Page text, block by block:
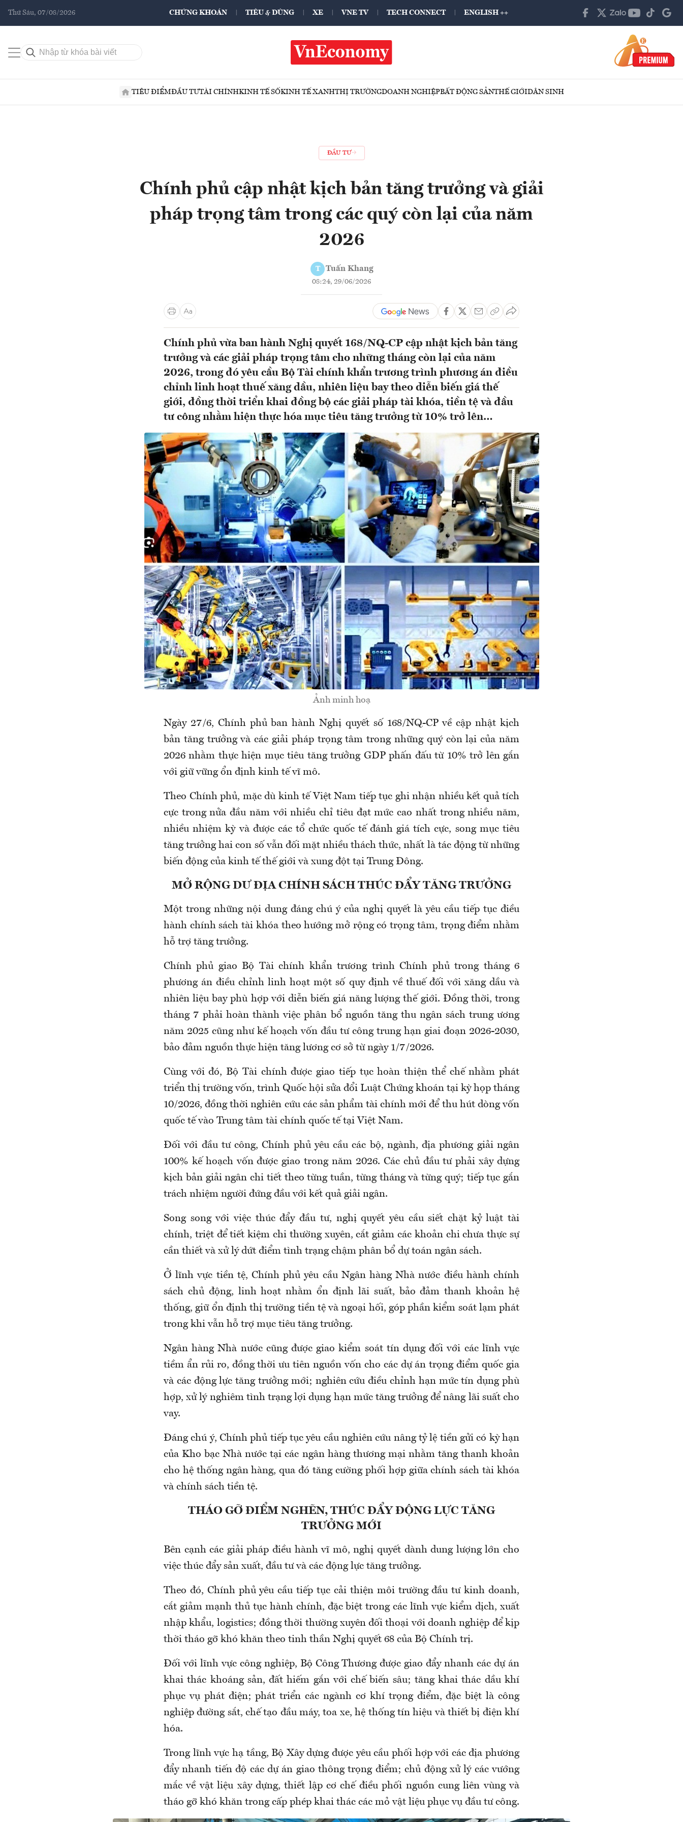
Thứ Sáu, 07/08/2026 CHỨNG KHOÁN TIÊU & DÙNG XE VNE TV TECH CONNECT ENGLISH ++
TIÊU ĐIỂMĐẦU TƯTÀI CHÍNHKINH TẾ SỐKINH TẾ XANHTHỊ TRƯỜNGDOANH NGHIỆPBẤT ĐỘNG SẢNTHẾ GIỚIDÂN SINH
ĐẦU TƯ
Chính phủ cập nhật kịch bản tăng trưởng và giải
pháp trọng tâm trong các quý còn lại của năm
2026
T Tuấn Khang
08:24, 29/06/2026
Chính phủ vừa ban hành Nghị quyết 168/NQ-CP cập nhật kịch bản tăng
trưởng và các giải pháp trọng tâm cho những tháng còn lại của năm
2026, trong đó yêu cầu Bộ Tài chính khẩn trương trình phương án điều
chỉnh linh hoạt thuế xăng dầu, nhiên liệu bay theo diễn biến giá thế
giới, đồng thời triển khai đồng bộ các giải pháp tài khóa, tiền tệ và đầu
tư công nhằm hiện thực hóa mục tiêu tăng trưởng từ 10% trở lên…
Ảnh minh hoạ
Ngày 27/6, Chính phủ ban hành Nghị quyết số 168/NQ-CP về cập nhật kịch
bản tăng trưởng và các giải pháp trọng tâm trong những quý còn lại của năm
2026 nhằm thực hiện mục tiêu tăng trưởng GDP phấn đấu từ 10% trở lên gắn
với giữ vững ổn định kinh tế vĩ mô.
Theo Chính phủ, mặc dù kinh tế Việt Nam tiếp tục ghi nhận nhiều kết quả tích
cực trong nửa đầu năm với nhiều chỉ tiêu đạt mức cao nhất trong nhiều năm,
nhiều nhiệm kỳ và được các tổ chức quốc tế đánh giá tích cực, song mục tiêu
tăng trưởng hai con số vẫn đối mặt nhiều thách thức, nhất là tác động từ những
biến động của kinh tế thế giới và xung đột tại Trung Đông.
MỞ RỘNG DƯ ĐỊA CHÍNH SÁCH THÚC ĐẨY TĂNG TRƯỞNG
Một trong những nội dung đáng chú ý của nghị quyết là yêu cầu tiếp tục điều
hành chính sách tài khóa theo hướng mở rộng có trọng tâm, trọng điểm nhằm
hỗ trợ tăng trưởng.
Chính phủ giao Bộ Tài chính khẩn trương trình Chính phủ trong tháng 6
phương án điều chỉnh linh hoạt một số quy định về thuế đối với xăng dầu và
nhiên liệu bay phù hợp với diễn biến giá năng lượng thế giới. Đồng thời, trong
tháng 7 phải hoàn thành việc phân bổ nguồn tăng thu ngân sách trung ương
năm 2025 cũng như kế hoạch vốn đầu tư công trung hạn giai đoạn 2026-2030,
bảo đảm nguồn thực hiện tăng lương cơ sở từ ngày 1/7/2026.
Cùng với đó, Bộ Tài chính được giao tiếp tục hoàn thiện thể chế nhằm phát
triển thị trường vốn, trình Quốc hội sửa đổi Luật Chứng khoán tại kỳ họp tháng
10/2026, đồng thời nghiên cứu các sản phẩm tài chính mới để thu hút dòng vốn
quốc tế vào Trung tâm tài chính quốc tế tại Việt Nam.
Đối với đầu tư công, Chính phủ yêu cầu các bộ, ngành, địa phương giải ngân
100% kế hoạch vốn được giao trong năm 2026. Các chủ đầu tư phải xây dựng
kịch bản giải ngân chi tiết theo từng tuần, từng tháng và từng quý; tiếp tục gắn
trách nhiệm người đứng đầu với kết quả giải ngân.
Song song với việc thúc đẩy đầu tư, nghị quyết yêu cầu siết chặt kỷ luật tài
chính, triệt để tiết kiệm chi thường xuyên, cắt giảm các khoản chi chưa thực sự
cần thiết và xử lý dứt điểm tình trạng chậm phân bổ dự toán ngân sách.
Ở lĩnh vực tiền tệ, Chính phủ yêu cầu Ngân hàng Nhà nước điều hành chính
sách chủ động, linh hoạt nhằm ổn định lãi suất, bảo đảm thanh khoản hệ
thống, giữ ổn định thị trường tiền tệ và ngoại hối, góp phần kiểm soát lạm phát
trong khi vẫn hỗ trợ mục tiêu tăng trưởng.
Ngân hàng Nhà nước cũng được giao kiểm soát tín dụng đối với các lĩnh vực
tiềm ẩn rủi ro, đồng thời ưu tiên nguồn vốn cho các dự án trọng điểm quốc gia
và các động lực tăng trưởng mới; nghiên cứu điều chỉnh hạn mức tín dụng phù
hợp, xử lý nghiêm tình trạng lợi dụng hạn mức tăng trưởng để nâng lãi suất cho
vay.
Đáng chú ý, Chính phủ tiếp tục yêu cầu nghiên cứu nâng tỷ lệ tiền gửi có kỳ hạn
của Kho bạc Nhà nước tại các ngân hàng thương mại nhằm tăng thanh khoản
cho hệ thống ngân hàng, qua đó tăng cường phối hợp giữa chính sách tài khóa
và chính sách tiền tệ.
THÁO GỠ ĐIỂM NGHẼN, THÚC ĐẨY ĐỘNG LỰC TĂNG
TRƯỞNG MỚI
Bên cạnh các giải pháp điều hành vĩ mô, nghị quyết dành dung lượng lớn cho
việc thúc đẩy sản xuất, đầu tư và các động lực tăng trưởng.
Theo đó, Chính phủ yêu cầu tiếp tục cải thiện môi trường đầu tư kinh doanh,
cắt giảm mạnh thủ tục hành chính, đặc biệt trong các lĩnh vực kiểm dịch, xuất
nhập khẩu, logistics; đồng thời thường xuyên đối thoại với doanh nghiệp để kịp
thời tháo gỡ khó khăn theo tinh thần Nghị quyết 68 của Bộ Chính trị.
Đối với lĩnh vực công nghiệp, Bộ Công Thương được giao đẩy nhanh các dự án
khai thác khoáng sản, đất hiếm gắn với chế biến sâu; tăng khai thác dầu khí
phục vụ phát điện; phát triển các ngành cơ khí trọng điểm, đặc biệt là công
nghiệp đường sắt, chế tạo đầu máy, toa xe, hệ thống tín hiệu và thiết bị điện khí
hóa.
Trong lĩnh vực hạ tầng, Bộ Xây dựng được yêu cầu phối hợp với các địa phương
đẩy nhanh tiến độ các dự án giao thông trọng điểm; chủ động xử lý các vướng
mắc về vật liệu xây dựng, thiết lập cơ chế điều phối nguồn cung liên vùng và
tháo gỡ khó khăn trong cấp phép khai thác các mỏ vật liệu phục vụ đầu tư công.